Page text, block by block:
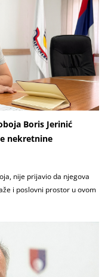
Boris Jerinić
nekretnine
nije prijavio da njegova
i poslovni prostor u ovom